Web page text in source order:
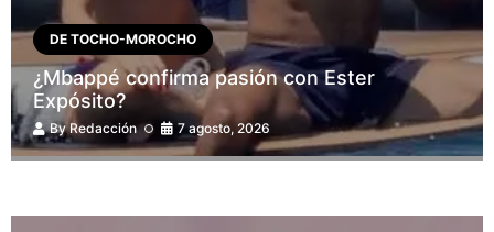
DE TOCHO-MOROCHO
¿Mbappé confirma pasión con Ester
Expósito?
ByRedacción 7 agosto, 2026